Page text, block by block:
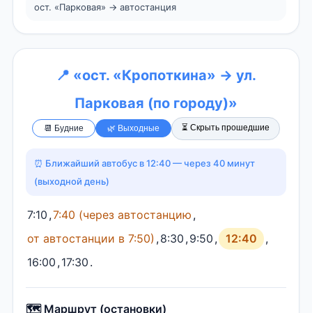
ост. «Парковая» → автостанция
📍 «ост. «Кропоткина» → ул.
Парковая (по городу)»
📆 Будние 🌿 Выходные ⏳ Скрыть прошедшие
⏰ Ближайший автобус в 12:40 — через 40 минут
(выходной день)
7:10 ,7:40 (через автостанцию ,
от автостанции в 7:50) ,8:30 ,9:50 , 12:40
,
16:00 ,17:30 .
🗺️ Маршрут (остановки)